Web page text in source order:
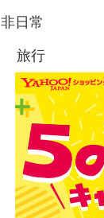
非日常
旅行